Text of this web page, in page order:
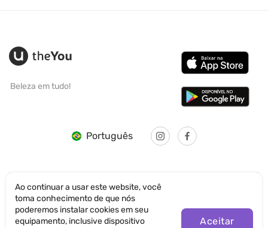
Beleza em tudo!
Português
© SANTICUM INTERNATIONAL LTD
Política de Privacidade
Ao continuar a usar este website, você
toma conhecimento de que nós
poderemos instalar cookies em seu
equipamento, inclusive dispositivo
Aceitar